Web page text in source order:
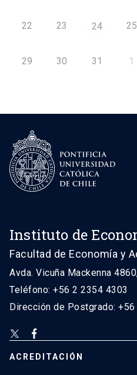
22 23 24 25
29 30 31 1
Instituto de
Facultad de Economía y
Avda. Vicuña Mackenna
Teléfono: +56 2 2354 4303
Dirección de Postgrado:
ACREDITACIÓN